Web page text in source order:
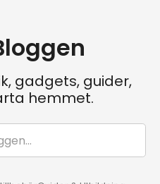
gadgets, guider,
hemmet.